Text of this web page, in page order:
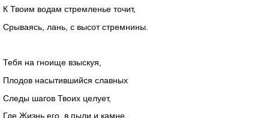
К Твоим водам стремленье точит,
Срываясь, лань, с высот стремнины.
Тебя на гноище взыскуя,
Плодов насытившийся славных
Следы шагов Твоих целует,
Где Жизнь его, в пыли и камне.